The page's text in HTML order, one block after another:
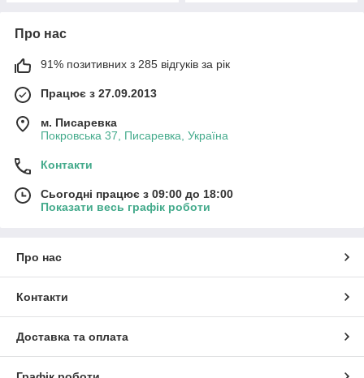
Про нас
91% позитивних з 285 відгуків за рік
Працює з 27.09.2013
м. Писаревка
Покровська 37, Писаревка, Україна
Контакти
Сьогодні працює з 09:00 до 18:00
Показати весь графік роботи
Про нас
Контакти
Доставка та оплата